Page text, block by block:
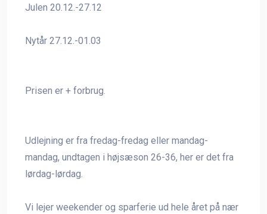
Julen 20.12.-27.12
Nytår 27.12.-01.03
Prisen er + forbrug.
Udlejning er fra fredag-fredag eller mandag-
mandag, undtagen i højsæson 26-36, her er det fra
lørdag-lørdag.
Vi lejer weekender og sparferie ud hele året på nær